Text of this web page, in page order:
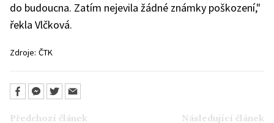
do budoucna. Zatím nejevila žádné známky poškození,"
řekla Vlčková.
Zdroje: ČTK
Předchozí článek
Následující článek